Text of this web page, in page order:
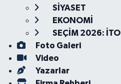
SİYASET
EKONOMİ
SEÇİM 2026: İTO
Foto Galeri
Video
Yazarlar